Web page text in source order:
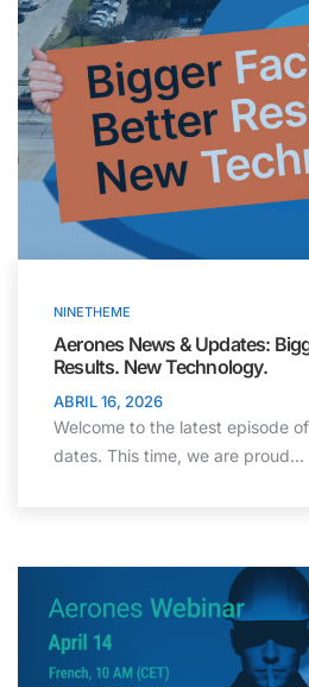
NINETHEME
Aerones News & Updates:
Results. New Technology.
ABRIL 16, 2026
Welcome to the latest episode
dates. This time, we are proud...